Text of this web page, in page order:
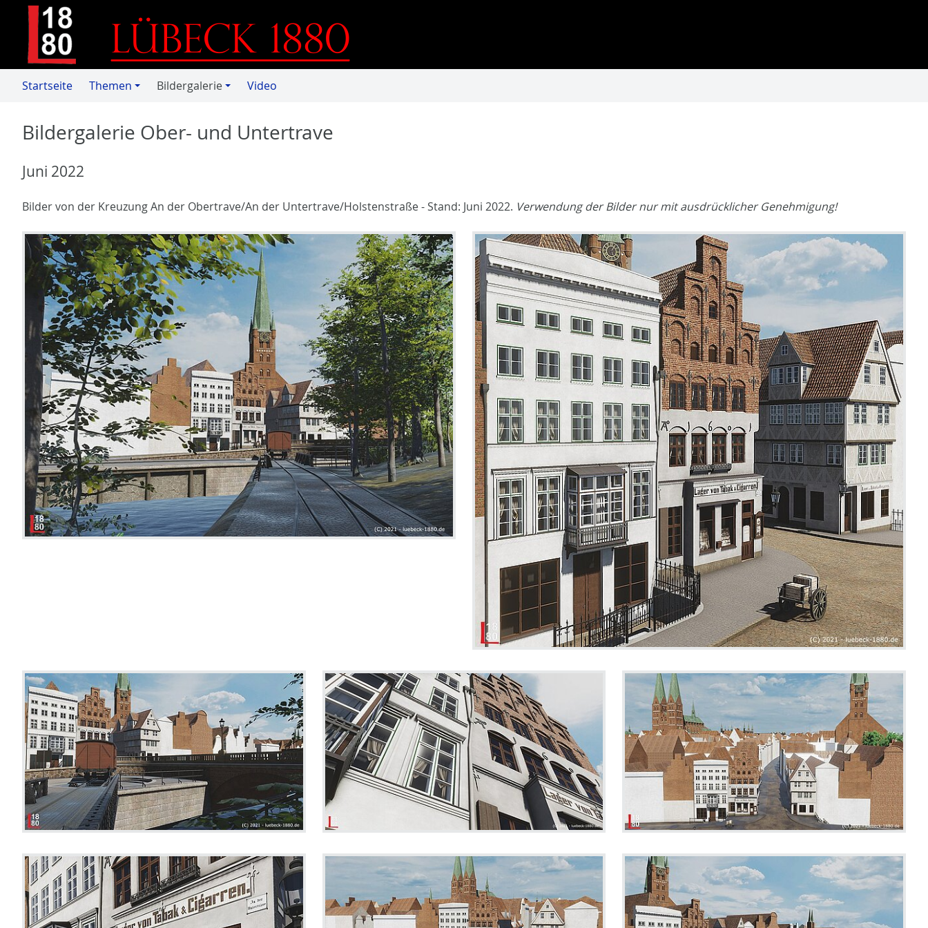
Startseite Themen Bildergalerie Video
Bildergalerie Ober- und Untertrave
Juni 2022
Bilder von der Kreuzung An der Obertrave/An der Untertrave/Holstenstraße - Stand: Juni 2022. Verwendung der Bilder nur mit ausdrücklicher Genehmigung!